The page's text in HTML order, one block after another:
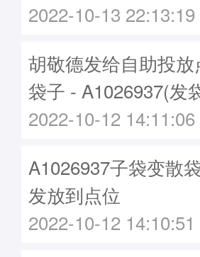
2022-10-13 22:13:19
胡敬德发给自助投
袋子 - A1026937(发
2022-10-12 14:11:06
A1026937子袋变散
发放到点位
2022-10-12 14:10:51